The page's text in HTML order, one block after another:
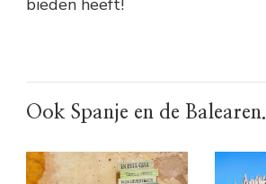
bieden heeft!
Ook Spanje en de Balearen.